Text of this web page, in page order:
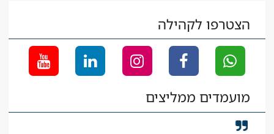
הצטרפו לקהילה
מועמדים ממליצים